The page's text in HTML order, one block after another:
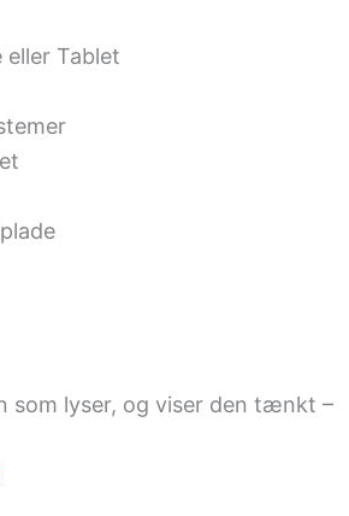
Tablet
lyser, og viser den tænkt –